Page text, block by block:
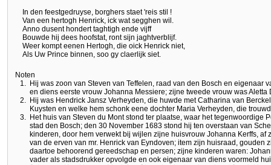
In den feestgedruyse, borghers staet 'reis stil !
Van een hertogh Henrick, ick wat segghen wil.
Anno dusent hondert taghtigh ende vijff
Bouwde hij dees hoofstat, ront sijn jaghtverblijf.
Weer kompt eenen Hertogh, die oick Henrick niet,
Als Uw Prince binnen, soo gy claerlijk siet.
Noten
1.
Hij was zoon van Steven van Teffelen, raad van den Bosch en eigenaar
en diens eerste vrouw Johanna Messiere; zijne tweede vrouw was Aletta
2.
Hij was Hendrick Jansz Verheyden, die huwde met Catharina van
Kuysten en welke hem schonk eene dochter Maria Verheyden, die
3.
Het huis van Steven du Mont stond ter plaatse, waar het tegenwoordige
stad den Bosch; den 30 November 1683 stond hij ten overstaan van
kinderen, door hem verwekt bij wijlen zijne huisvrouw Johanna Kerffs, af
van de erven van mr. Henrick van Eyndoven; item zijn huisraad, gouden
daartoe behoorend gereedschap en persen; zijne kinderen waren:
vader als stadsdrukker opvolgde en ook eigenaar van diens voormeld